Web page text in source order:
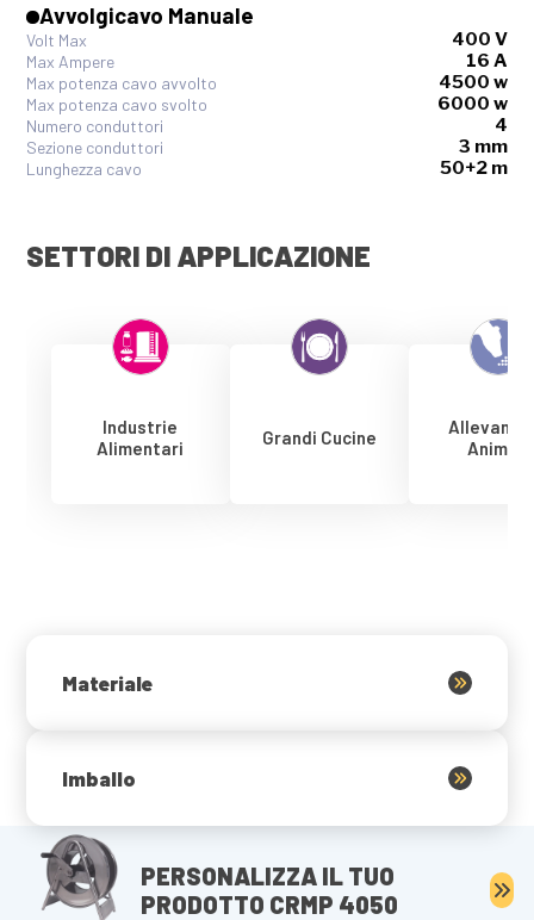
Avvolgicavo Manuale
Volt Max 400 V
Max Ampere 16 A
Max potenza cavo avvolto 4500 w
Max potenza cavo svolto 6000 w
Numero conduttori 4
Sezione conduttori 3 mm
Lunghezza cavo 50+2 m
SETTORI DI APPLICAZIONE
Industrie
Alimentari
Grandi Cucine
Animali
Materiale
Imballo
PERSONALIZZA IL TUO
PRODOTTO CRMP 4050